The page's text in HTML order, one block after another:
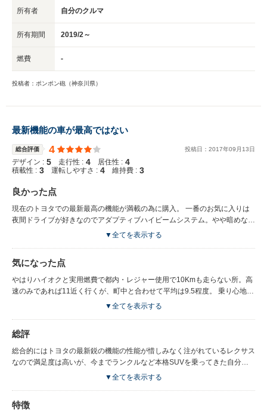
所有者 自分のクルマ
所有期間 2019/2～
燃費 -
投稿者：ポンポン砲（神奈川県）
最新機能の車が最高ではない
総合評価 4 投稿日： 2017年09 月 13日
デザイン : 5 走行性 : 4 居住性 : 4
積載性 : 3 運転しやすさ : 4 維持費 : 3
良かった点
現在のトヨタでの最新最高の機能が満載の為に購入。 一番のお気に入りは
夜間ドライブが好きなのでアダプティブハイビームシステム。やや暗めな住
宅街でも歩道側がハイビームになり飛び出しなどの心配が減り、今後全車に
見やすく、ヘッドアップディスプレイで近未来感も味わえた。 そして静粛
性はモノコックの車としてはクラウンなどの高級セダンと同様の静粛性。
120系のプラドと同等だと感じました。
▼全てを表示する
気になった点
やはりハイオクと実用燃費で都内・レジャー使用で10Kmも走らない所。高
速のみであれば11近く行くが、町中と合わせて平均は9.5程度。 乗り心地は
ランクル系を乗り継いできた自分には少し堅く感じたが、気になる程の堅さ
はドアパンチなどを受けぬように駐車場所に気を遣う所。
▼全てを表示する
総評
総合的にはトヨタの最新鋭の機能の性能が惜しみなく注がれているレクサス
なので満足度は高いが、今までランクルなど本格SUVを乗ってきた自分に
はミスマッチの選択で半年で車を降りる事にしました。 本格的なアウトド
▼全てを表示する
特徴